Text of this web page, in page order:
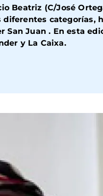
Beatriz (C/José
categorías,
San Juan . En esta
y La Caixa.